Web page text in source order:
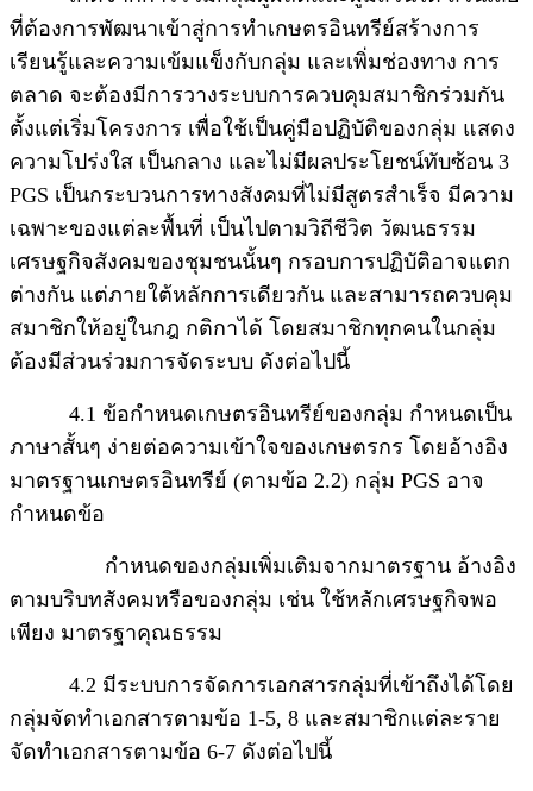
ที่ต้องการพัฒนาเข้าสู่การทำเกษตรอินทรีย์สร้างการ
เรียนรู้และความเข้มแข็งกับกลุ่ม และเพิ่มช่องทาง การ
ตลาด จะต้องมีการวางระบบการควบคุมสมาชิกร่วมกัน
ตั้งแต่เริ่มโครงการ เพื่อใช้เป็นคู่มือปฏิบัติของกลุ่ม แสดง
ความโปร่งใส เป็นกลาง และไม่มีผลประโยชน์ทับซ้อน 3
PGS เป็นกระบวนการทางสังคมที่ไม่มีสูตรสำเร็จ มีความ
เฉพาะของแต่ละพื้นที่ เป็นไปตามวิถีชีวิต วัฒนธรรม
เศรษฐกิจสังคมของชุมชนนั้นๆ กรอบการปฏิบัติอาจแตก
ต่างกัน แต่ภายใต้หลักการเดียวกัน และสามารถควบคุม
สมาชิกให้อยู่ในกฎ กติกาได้ โดยสมาชิกทุกคนในกลุ่ม
ต้องมีส่วนร่วมการจัดระบบ ดังต่อไปนี้
4.1 ข้อกำหนดเกษตรอินทรีย์ของกลุ่ม กำหนดเป็น
ภาษาสั้นๆ ง่ายต่อความเข้าใจของเกษตรกร โดยอ้างอิง
มาตรฐานเกษตรอินทรีย์ (ตามข้อ 2.2) กลุ่ม PGS อาจ
กำหนดข้อ
กำหนดของกลุ่มเพิ่มเติมจากมาตรฐาน อ้างอิง
ตามบริบทสังคมหรือของกลุ่ม เช่น ใช้หลักเศรษฐกิจพอ
เพียง มาตรฐาคุณธรรม
4.2 มีระบบการจัดการเอกสารกลุ่มที่เข้าถึงได้โดย
กลุ่มจัดทำเอกสารตามข้อ 1-5, 8 และสมาชิกแต่ละราย
จัดทำเอกสารตามข้อ 6-7 ดังต่อไปนี้